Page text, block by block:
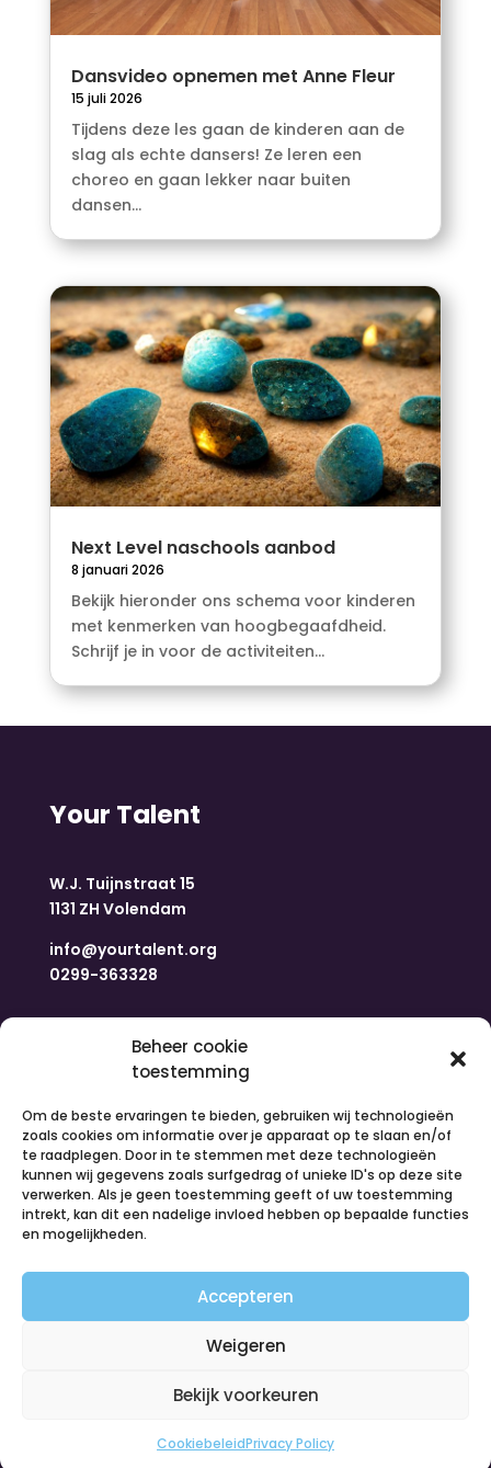
Beheer cookie
toestemming
Om de beste ervaringen te bieden, gebruiken wij technologieën
zoals cookies om informatie over je apparaat op te slaan en/of
te raadplegen. Door in te stemmen met deze technologieën
kunnen wij gegevens zoals surfgedrag of unieke ID's op deze site
verwerken. Als je geen toestemming geeft of uw toestemming
intrekt, kan dit een nadelige invloed hebben op bepaalde functies
en mogelijkheden.
Accepteren
Weigeren
Bekijk voorkeuren
CookiebeleidPrivacy Policy
Dansvideo opnemen met Anne Fleur
15 juli 2026
Tijdens deze les gaan de kinderen aan de
slag als echte dansers! Ze leren een
choreo en gaan lekker naar buiten
dansen...
Next Level naschools aanbod
8 januari 2026
Bekijk hieronder ons schema voor kinderen
met kenmerken van hoogbegaafdheid.
Schrijf je in voor de activiteiten...
Your Talent
W.J. Tuijnstraat 15
1131 ZH Volendam
info@yourtalent.org
0299-363328
Navigatie
Nieuws
Over ons
Contact
Inloggen
Vacatures